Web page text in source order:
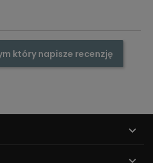
który napisze recenzję
